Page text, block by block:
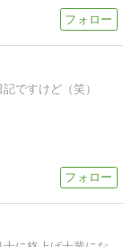
ですけど（笑）